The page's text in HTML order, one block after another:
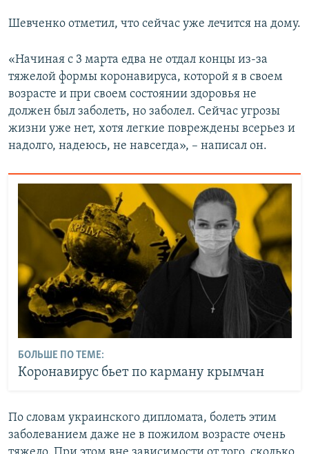
ПОБЕДИТЕЛЕЙ НЕ СУДЯТ?
УКРАИНСКАЯ ПРОБЛЕМА КРЫМА
ПРИСОЕДИНЯЙТЕСЬ!
Все сайты RFE/RL
Шевченко отметил, что сейчас уже лечится на дому.
«Начиная с 3 марта едва не отдал концы из-за
тяжелой формы коронавируса, которой я в своем
возрасте и при своем состоянии здоровья не
должен был заболеть, но заболел. Сейчас угрозы
жизни уже нет, хотя легкие повреждены всерьез и
надолго, надеюсь, не навсегда», – написал он.
БОЛЬШЕ ПО ТЕМЕ:
Коронавирус бьет по карману крымчан
По словам украинского дипломата, болеть этим
заболеванием даже не в пожилом возрасте очень